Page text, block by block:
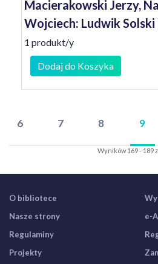
Macierakowski Jerzy,
Wojciech: Ludwik Solski
1 produkt/y
Dodaj do Koszyka
6 7 8 9
Wyników 169 - 189
O bibliotece
Nasze strony
Regulaminy
Projekty
e-